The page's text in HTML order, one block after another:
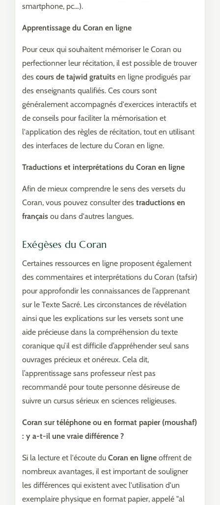
smartphone, pc…).
Apprentissage du Coran en ligne
Pour ceux qui souhaitent mémoriser le Coran ou
perfectionner leur récitation, il est possible de trouver
des cours de tajwid gratuits en ligne prodigués par
des enseignants qualifiés. Ces cours sont
généralement accompagnés d'exercices interactifs et
de conseils pour faciliter la mémorisation et
l'application des règles de récitation, tout en utilisant
des interfaces de lecture du Coran en ligne.
Traductions et interprétations du Coran en ligne
Afin de mieux comprendre le sens des versets du
Coran, vous pouvez consulter des traductions en
français ou dans d'autres langues.
Exégèses du Coran
Certaines ressources en ligne proposent également
des commentaires et interprétations du Coran (tafsir)
pour approfondir les connaissances de l’apprenant
sur le Texte Sacré. Les circonstances de révélation
ainsi que les explications sur les versets sont une
aide précieuse dans la compréhension du texte
coranique qu’il est difficile d’appréhender seul sans
ouvrages précieux et onéreux. Cela dit,
l’apprentissage sans professeur n’est pas
recommandé pour toute personne désireuse de
suivre un cursus sérieux en sciences religieuses.
Coran sur téléphone ou en format papier (moushaf)
: y a-t-il une vraie différence ?
Si la lecture et l'écoute du Coran en ligne offrent de
nombreux avantages, il est important de souligner
les différences qui existent avec l'utilisation d'un
exemplaire physique en format papier, appelé "al